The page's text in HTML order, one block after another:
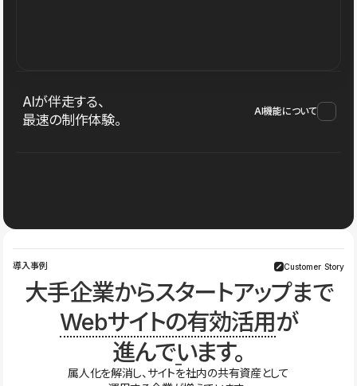
AIが伴走する、
最速の制作体験。
AI機能について
導入事例 Customer Story
大手企業からスタートアップまで
Webサイトの有効活用が
進んでいます。
属人化を解消し、サイトを社内の共有資産として